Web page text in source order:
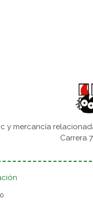
y mercancía
Carrera